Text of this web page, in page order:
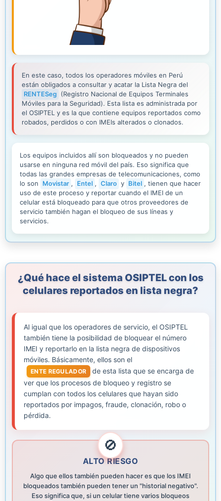
En este caso, todos los operadores móviles en Perú
están obligados a consultar y acatar la Lista Negra del
RENTESeg (Registro Nacional de Equipos Terminales
Móviles para la Seguridad). Esta lista es administrada por
el OSIPTEL y es la que contiene equipos reportados como
robados, perdidos o con IMEIs alterados o clonados.
Los equipos incluidos allí son bloqueados y no pueden
usarse en ninguna red móvil del país. Eso significa que
todas las grandes empresas de telecomunicaciones, como
lo son
Movistar , Entel , Claro y Bitel , tienen que hacer
uso de este proceso y reportar cuando el IMEI de un
celular está bloqueado para que otros proveedores de
servicio también hagan el bloqueo de sus líneas y
servicios.
¿Qué hace el sistema OSIPTEL con los
celulares reportados en lista negra?
Al igual que los operadores de servicio, el OSIPTEL
también tiene la posibilidad de bloquear el número
IMEI y reportarlo en la lista negra de dispositivos
móviles. Básicamente, ellos son el
ENTE REGULADOR
de esta lista que se encarga de
ver que los procesos de bloqueo y registro se
cumplan con todos los celulares que hayan sido
reportados por impagos, fraude, clonación, robo o
pérdida.
ALTO RIESGO
Algo que ellos también pueden hacer es que los IMEI
bloqueados también pueden tener un "historial negativo".
Eso significa que, si un celular tiene varios bloqueos